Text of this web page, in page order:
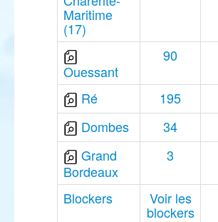
Maritime
(17)
Ouessant
90
Ré 195
Dombes
34
Grand
Bordeaux
3
Blockers Voir les
blockers